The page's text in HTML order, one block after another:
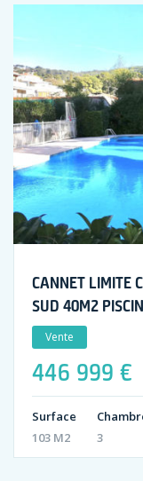
CANNET LIMITE
SUD 40M2
Vente
446 999 €
Surface
103 M2
3